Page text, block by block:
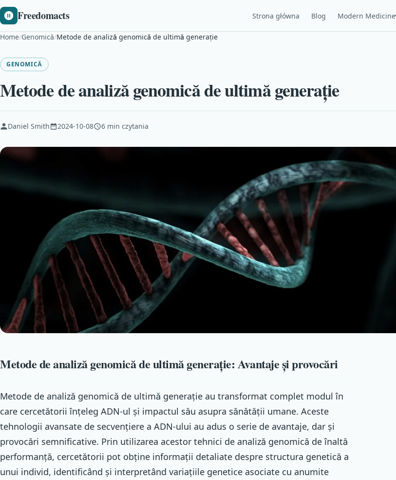
Freedomacts Strona główna Blog Modern Medicine
Home/Genomică/Metode de analiză genomică de ultimă generație
GENOMICĂ
Metode de analiză genomică de ultimă generație
Daniel Smith 2024-10-08 6 min czytania
Metode de analiză genomică de ultimă generație: Avantaje și provocări
Metode de analiză genomică de ultimă generație au transformat complet modul în
care cercetătorii înțeleg ADN-ul și impactul său asupra sănătății umane. Aceste
tehnologii avansate de secvențiere a ADN-ului au adus o serie de avantaje, dar și
provocări semnificative. Prin utilizarea acestor tehnici de analiză genomică de înaltă
performanță, cercetătorii pot obține informații detaliate despre structura genetică a
unui individ, identificând și interpretând variațiile genetice asociate cu anumite